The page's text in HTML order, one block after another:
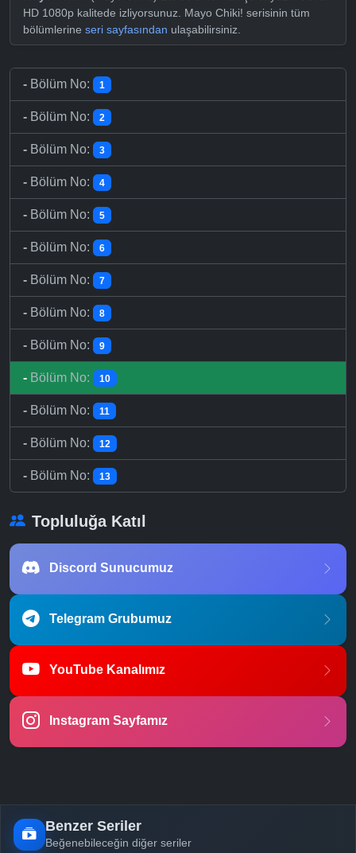
HD 1080p kalitede izliyorsunuz. Mayo Chiki! serisinin tüm
bölümlerine seri sayfasından ulaşabilirsiniz.
- Bölüm No: 1
- Bölüm No: 2
- Bölüm No: 3
- Bölüm No: 4
- Bölüm No: 5
- Bölüm No: 6
- Bölüm No: 7
- Bölüm No: 8
- Bölüm No: 9
- Bölüm No: 10
- Bölüm No: 11
- Bölüm No: 12
- Bölüm No: 13
Topluluğa Katıl
Discord Sunucumuz
Telegram Grubumuz
YouTube Kanalımız
Instagram Sayfamız
Benzer Seriler
Beğenebileceğin diğer seriler